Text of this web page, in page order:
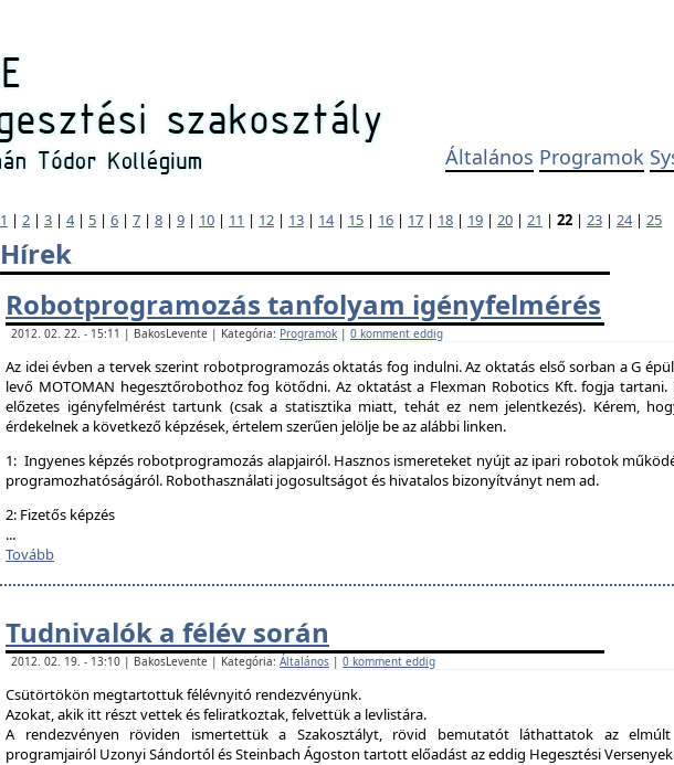
Általános Programok
1 | 2 | 3 | 4| 5 | 6 | 7 | 8 | 9 | 10 | 11 | 12 | 13 | 14| 15 | 16 | 17 | 18 | 19 | 20 | 21 | 22 | 23 | 24| 25
Hírek
Robotprogramozás tanfolyam igényfelmérés
2012. 02. 22. - 15:11 | BakosLevente | Kategória: Programok | 0 komment eddig
Az idei évben a tervek szerint robotprogramozás oktatás fog indulni. Az oktatás első sorban a G
levő MOTOMAN hegesztőrobothoz fog kötődni. Az oktatást a Flexman Robotics Kft. fogja tartani.
előzetes igényfelmérést tartunk (csak a statisztika miatt, tehát ez nem jelentkezés). Kérem,
érdekelnek a következő képzések, értelem szerűen jelölje be az alábbi linken.
1: Ingyenes képzés robotprogramozás alapjairól. Hasznos ismereteket nyújt az ipari robotok
programozhatóságáról. Robothasználati jogosultságot és hivatalos bizonyítványt nem ad.
2: Fizetős képzés
...
Tovább
Tudnivalók a félév során
2012. 02. 19. - 13:10 | BakosLevente | Kategória: Általános | 0 komment eddig
Csütörtökön megtartottuk félévnyitó rendezvényünk.
Azokat, akik itt részt vettek és feliratkoztak, felvettük a levlistára.
A rendezvényen röviden ismertettük a Szakosztályt, rövid bemutatót láthattatok az
programjairól Uzonyi Sándortól és Steinbach Ágoston tartott előadást az eddig Hegesztési